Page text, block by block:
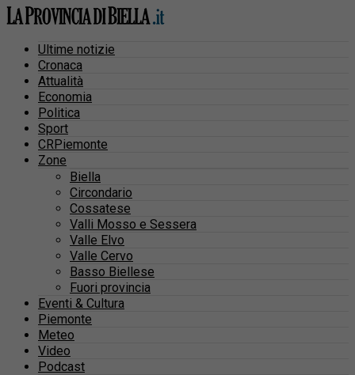
Ultime notizie
Cronaca
Attualità
Economia
Politica
Sport
CRPiemonte
Zone
Biella
Circondario
Cossatese
Valli Mosso e Sessera
Valle Elvo
Valle Cervo
Basso Biellese
Fuori provincia
Eventi & Cultura
Piemonte
Meteo
Video
Podcast